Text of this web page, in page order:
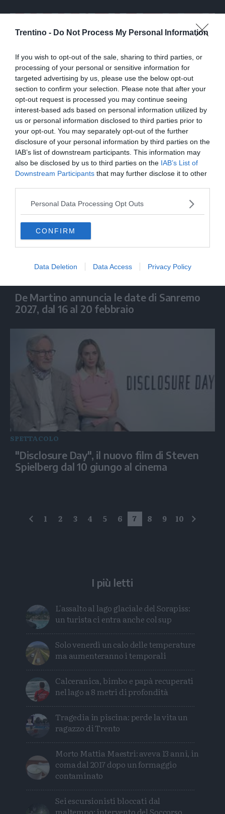
Trentino - Do Not Process My Personal Information
If you wish to opt-out of the sale, sharing to third parties, or
processing of your personal or sensitive information for
targeted advertising by us, please use the below opt-out
section to confirm your selection. Please note that after your
opt-out request is processed you may continue seeing
interest-based ads based on personal information utilized by
us or personal information disclosed to third parties prior to
your opt-out. You may separately opt-out of the further
disclosure of your personal information by third parties on the
IAB’s list of downstream participants. This information may
also be disclosed by us to third parties on the IAB’s List of
Downstream Participants that may further disclose it to other
Personal Data Processing Opt Outs
CONFIRM
Data Deletion Data Access Privacy Policy
SPETTACOLO
Biografilm, "Broken English" racconta la
storia di Marianne Faithfull
De Martino annuncia le date di Sanremo
2027, dal 16 al 20 febbraio
SPETTACOLO
"Disclosure Day", il nuovo film di Steven
Spielberg dal 10 giungo al cinema
precedente
1 2 3 4 5 6 7 8 9 10
I più letti
L'assalto al lago glaciale del Sorapiss:
un turista ci entra anche col sup
Solo venerdì un calo delle temperature
ma aumenteranno i temporali
Calceranica, bimbo e papà recuperati
nel lago a 8 metri di profondità
Tragedia in piscina: perde la vita un
ragazzo di Trento
Morto Mattia Maestri: aveva 13 anni, in
coma dal 2017 dopo un formaggio
contaminato
Sei escursionisti bloccati dal
maltempo: intervento del Soccorso